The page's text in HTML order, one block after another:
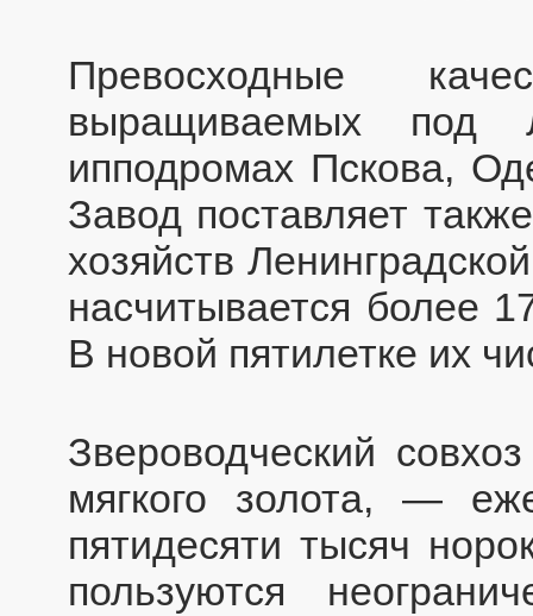
Превосходные
выращиваемых под
ипподромах Пскова,
Завод поставляет
хозяйств
насчитывается более
В новой пятилетке их
Звероводческий
мягкого золота, —
пятидесяти тысяч
пользуются